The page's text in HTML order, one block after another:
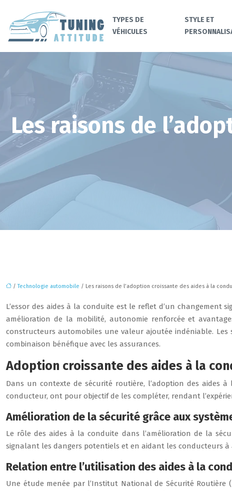
TYPES DE
VÉHICULES
STYLE ET
Les raisons de
/Technologie automobile / Les raisons de l’adoption croissante des aides à la
L’essor des aides à la conduite est le reflet d’un changement
amélioration de la mobilité, autonomie renforcée et
constructeurs automobiles une valeur ajoutée indéniable.
combinaison bénéfique avec les assurances.
Adoption croissante des aides à la
Dans un contexte de sécurité routière, l’adoption des aides
conducteur, ont pour objectif de les compléter, rendant
Amélioration de la sécurité grâce aux
Le rôle des aides à la conduite dans l’amélioration de la
signalant les dangers potentiels et en aidant les conducteurs
Relation entre l’utilisation des aides à la
Une étude menée par l’Institut National de Sécurité